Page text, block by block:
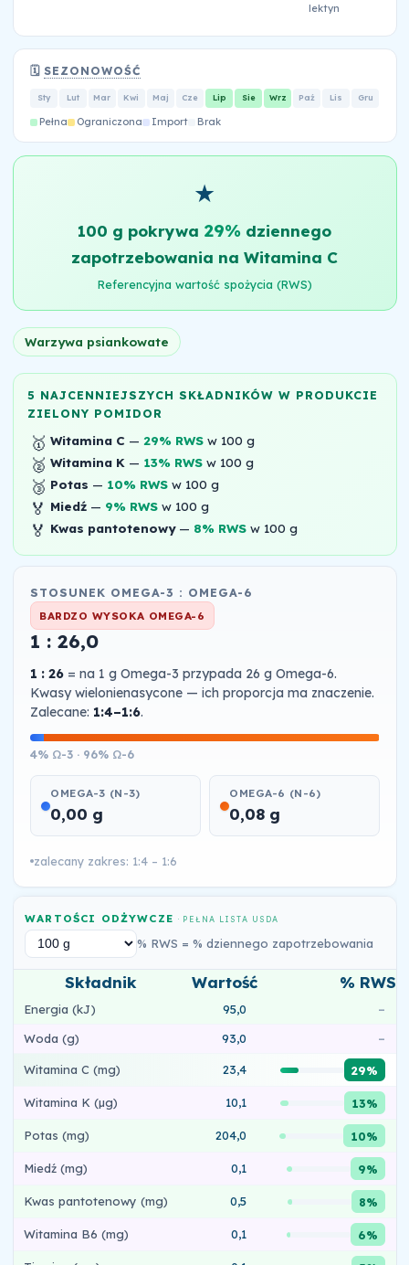
lektyn
🗓️SEZONOWOŚĆ
Sty Lut Mar Kwi Maj Cze Lip Sie Wrz Paź Lis Gru
Pełna Ograniczona Import Brak
★
100 g pokrywa 29% dziennego
zapotrzebowania na Witamina C
Referencyjna wartość spożycia (RWS)
Warzywa psiankowate
5 NAJCENNIEJSZYCH SKŁADNIKÓW W PRODUKCIE
ZIELONY POMIDOR
🥇 Witamina C — 29% RWSw 100 g
🥈 Witamina K — 13% RWSw 100 g
🥉 Potas — 10% RWSw 100 g
🏅 Miedź— 9% RWSw 100 g
🏅 Kwas pantotenowy— 8% RWSw 100 g
STOSUNEK OMEGA-3 : OMEGA-6
BARDZO WYSOKA OMEGA-6
1 : 26,0
1 : 26= na 1 g Omega-3 przypada 26 g Omega-6.
Kwasy wielonienasycone — ich proporcja ma znaczenie.
Zalecane: 1:4–1:6.
4% Ω-3 · 96% Ω-6
OMEGA-3 (N-3)
0,00 g
OMEGA-6 (N-6)
0,08 g
zalecany zakres: 1:4 – 1:6
WARTOŚCI ODŻYWCZE· PEŁNA LISTA USDA
% RWS = % dziennego zapotrzebowania
Składnik Wartość % RWS
Energia (kJ) 95,0
–
Woda (g)
93,0 –
Witamina C (mg) 23,4 29%
Witamina K (µg) 10,1 13%
Potas (mg) 204,0 10%
Miedź (mg) 0,1 9%
Kwas pantotenowy (mg) 0,5 8%
Witamina B6 (mg) 0,1 6%